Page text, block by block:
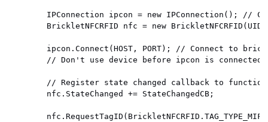
IPConnection ipcon = new IPConnection(); //
BrickletNFCRFID nfc = new
ipcon.Connect(HOST, PORT); // Connect to
// Don't use device before ipcon is connected
// Register state changed callback to function
nfc.StateChanged += StateChangedCB;